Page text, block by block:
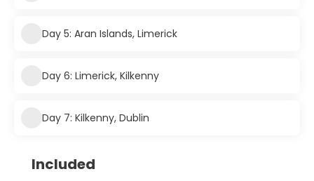
Day 5: Aran Islands, Limerick
Day 6: Limerick, Kilkenny
Day 7: Kilkenny, Dublin
Included